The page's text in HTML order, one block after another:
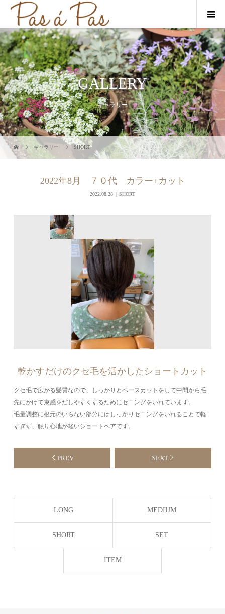
GALLERY
ギャラリー
ギャラリー SHORT
2022年8月 ７０代 カラー+カット
2022.08.28 SHORT
乾かすだけのクセ毛を活かしたショートカット
クセ毛で広がる髪質なので、しっかりとベースカットをして中間から毛
先にかけて束感をだしやすくするためにセニングをいれています。
毛量調整に根元のいらない部分にはしっかりセニングをいれることで軽
すぎず、触り心地が軽いショートヘアです。
PREV NEXT
LONG MEDIUM
SHORT SET
ITEM